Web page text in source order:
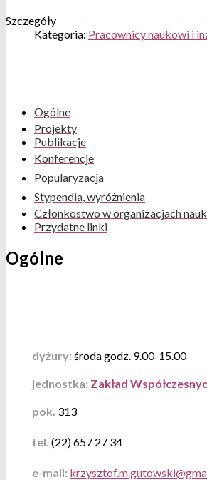
Szczegóły
Kategoria: Pracownicy naukowi i
Ogólne
Projekty
Publikacje
Konferencje
Popularyzacja
Stypendia, wyróżnienia
Członkostwo w organizacjach
Przydatne linki
Ogólne
dyżury: środa godz. 9.00-15.00
jednostka: Zakład
pok. 313
tel. (22) 657 27 34
e-mail: